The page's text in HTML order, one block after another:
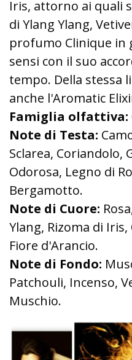
Iris, attorno ai quali
di Ylang Ylang,
profumo Clinique in
sensi con il suo
tempo. Della stessa
anche l'Aromatic
Famiglia olfattiva:
Note di Testa:
Sclarea, Coriandolo,
Odorosa, Legno di
Bergamotto.
Note di Cuore:
Ylang, Rizoma di
Fiore d'Arancio.
Note di Fondo:
Patchouli, Incenso,
Muschio.